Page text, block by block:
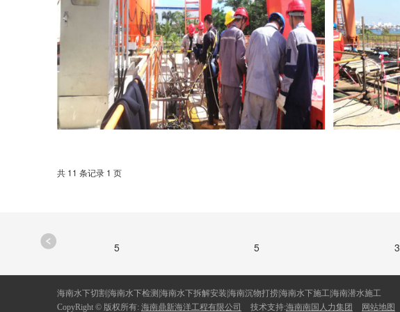
共 11 条记录 1 页
5 5 3
海南水下切割|海南水下检测|海南水下拆解安装|海南沉物打捞|海南水下施工|海南潜水施工
CopyRight © 版权所有: 海南鼎新海洋工程有限公司 技术支持:海南南国人力集团 网站地图